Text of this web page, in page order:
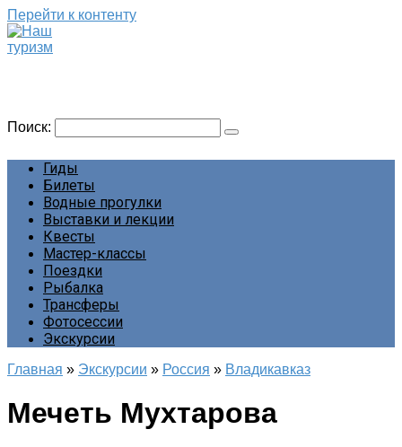
Перейти к контенту
Поиск:
Гиды
Билеты
Водные прогулки
Выставки и лекции
Квесты
Мастер-классы
Поездки
Рыбалка
Трансферы
Фотосессии
Экскурсии
Главная » Экскурсии » Россия » Владикавказ
Мечеть Мухтарова